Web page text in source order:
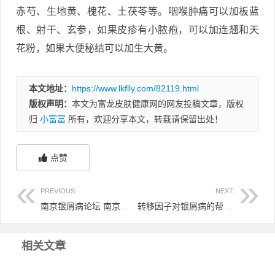
赤芍、生地黄、槐花、土茯苓等。咽喉肿痛可以加板蓝
根、射干、玄参，如果皮疹有小脓疱，可以加连翘和天
花粉，如果大便秘结可以加生大黄。
本文地址： https://www.lkflly.com/82119.html
版权声明： 本文为富龙皮肤健康网的网友投稿文章，版权
归 小富富 所有，欢迎分享本文，转载请保留出处！
点赞
PREVIOUS: NEXT:
相关文章